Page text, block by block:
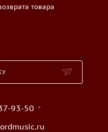
товара
93-50